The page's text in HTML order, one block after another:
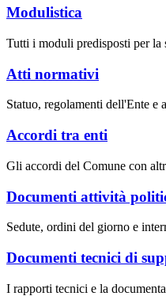
Modulistica
Tutti i moduli predisposti per la
Atti normativi
Statuo, regolamenti dell'Ente e
Accordi tra enti
Gli accordi del Comune con
Documenti attività
Sedute, ordini del giorno e
Documenti tecnici di
I rapporti tecnici e la